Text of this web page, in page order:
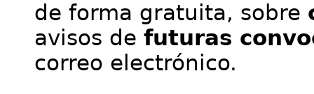
de forma gratuita, sobre
avisos de futuras
correo electrónico.